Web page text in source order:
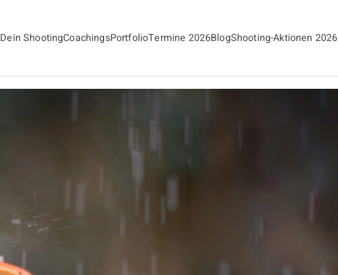
Dein ShootingCoachingsPortfolioTermine 2026BlogShooting-Aktionen 2026